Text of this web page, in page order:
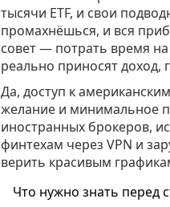
тысячи ETF, и свои
промахнёшься, и вся
совет — потрать время
реально приносят доход,
Да, доступ к
желание и минимальное
иностранных брокеров,
финтехам через VPN и
верить красивым
Что нужно знать перед